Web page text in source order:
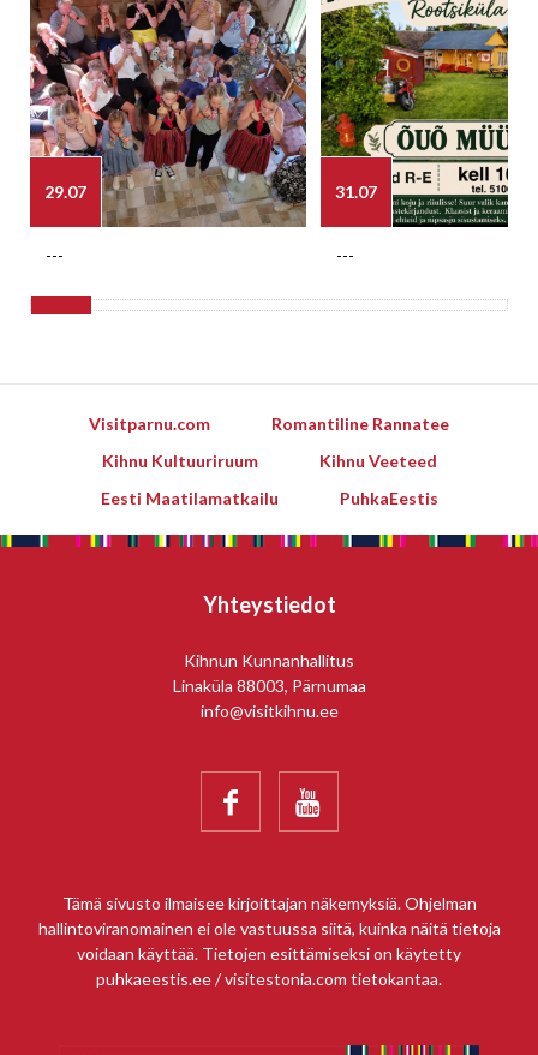
29.07
---
31.07
---
Visitparnu.com
Romantiline Rannatee
Kihnu Kultuuriruum
Kihnu Veeteed
Eesti Maatilamatkailu
PuhkaEestis
Yhteystiedot
Kihnun Kunnanhallitus
Linaküla 88003, Pärnumaa
info@visitkihnu.ee
 
Tämä sivusto ilmaisee kirjoittajan näkemyksiä. Ohjelman
hallintoviranomainen ei ole vastuussa siitä, kuinka näitä tietoja
voidaan käyttää. Tietojen esittämiseksi on käytetty
puhkaeestis.ee / visitestonia.com tietokantaa.